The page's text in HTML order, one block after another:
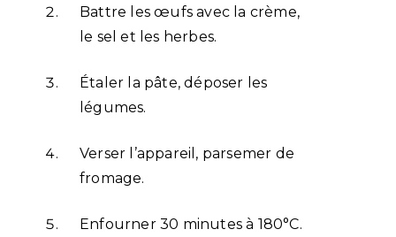
Battre les œufs avec la crème,
le sel et les herbes.
Étaler la pâte, déposer les
légumes.
Verser l’appareil, parsemer de
fromage.
Enfourner 30 minutes à 180°C.